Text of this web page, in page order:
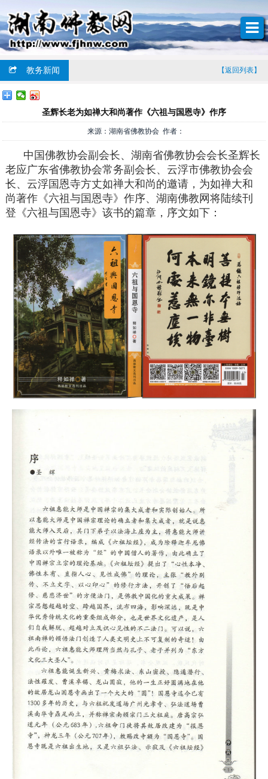
教务新闻 【返回列表】
圣辉长老为如禅大和尚著作《六祖与国恩寺》作序
来源：湖南省佛教协会 作者：
中国佛教协会副会长、湖南省佛教协会会长圣辉长
老应广东省佛教协会常务副会长、云浮市佛教协会会
长、云浮国恩寺方丈如禅大和尚的邀请，为如禅大和
尚著作《六祖与国恩寺》作序、湖南佛教网将陆续刊
登《六祖与国恩寺》该书的篇章，序文如下：